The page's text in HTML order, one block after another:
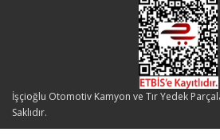
İşçioğlu Otomotiv Kamyon ve Tır Yedek
Saklıdır.